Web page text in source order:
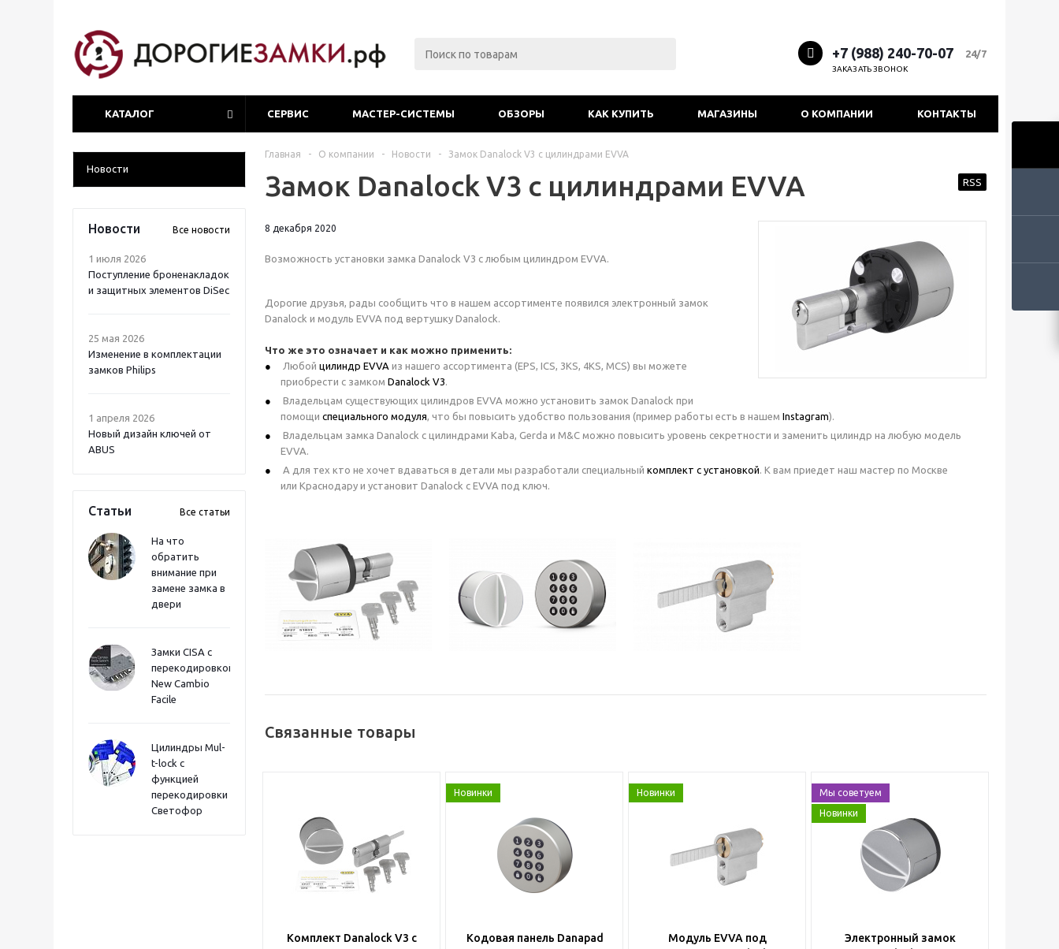
+7 (988) 240-70-07 24/7
ЗАКАЗАТЬ ЗВОНОК
КАТАЛОГ СЕРВИС МАСТЕР-СИСТЕМЫ ОБЗОРЫ КАК КУПИТЬ МАГАЗИНЫ О КОМПАНИИ КОНТАКТЫ
Новости
Новости Все новости
1 июля 2026
Поступление броненакладок
и защитных элементов DiSec
25 мая 2026
Изменение в комплектации
замков Philips
1 апреля 2026
Новый дизайн ключей от
ABUS
Статьи Все статьи
На что
обратить
внимание при
замене замка в
двери
Замки CISA с
перекодировкой
New Cambio
Facile
Цилиндры Mul-
t-lock с
функцией
перекодировки
Светофор
Главная - О компании - Новости - Замок Danalock V3 с цилиндрами EVVA
Замок Danalock V3 с цилиндрами EVVA RSS
8 декабря 2020
Возможность установки замка Danalock V3 с любым цилиндром EVVA.
Дорогие друзья, рады сообщить что в нашем ассортименте появился электронный замок
Danalock и модуль EVVA под вертушку Danalock.
Что же это означает и как можно применить:
Любой цилиндр EVVA из нашего ассортимента (EPS, ICS, 3KS, 4KS, MCS) вы можете
приобрести с замком Danalock V3.
Владельцам существующих цилиндров EVVA можно установить замок Danalock при
помощи специального модуля, что бы повысить удобство пользования (пример работы есть в нашем Instagram).
Владельцам замка Danalock с цилиндрами Kaba, Gerda и M&C можно повысить уровень секретности и заменить цилиндр на любую модель
EVVA.
А для тех кто не хочет вдаваться в детали мы разработали специальный комплект с установкой. К вам приедет наш мастер по Москве
или Краснодару и установит Danalock с EVVA под ключ.
Связанные товары
Комплект Danalock V3 с
Новинки
Кодовая панель Danapad
Новинки
Модуль EVVA под
Мы советуем
Новинки
Электронный замок